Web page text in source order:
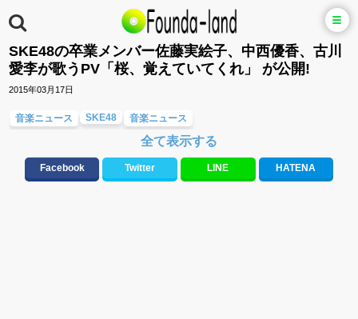
SKE48の卒業メンバー佐藤実絵子、中西優香、古川
愛李が歌うPV「桜、覚えていてくれ」 が公開!
2015年03月17日
音楽ニュース SKE48 音楽ニュース
全て表示する
Facebook Twitter LINE HATENA